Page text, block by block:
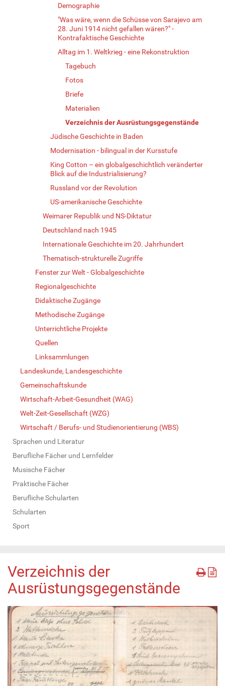
Demographie
"Was wäre, wenn die Schüsse von Sarajevo am
28. Juni 1914 nicht gefallen wären?" -
Kontrafaktische Geschichte
Alltag im 1. Weltkrieg - eine Rekonstruktion
Tagebuch
Fotos
Briefe
Materialien
Verzeichnis der Ausrüstungsgegenstände
Jüdische Geschichte in Baden
Modernisation - bilingual in der Kursstufe
King Cotton – ein globalgeschichtlich veränderter
Blick auf die Industrialisierung?
Russland vor der Revolution
US-amerikanische Geschichte
Weimarer Republik und NS-Diktatur
Deutschland nach 1945
Internationale Geschichte im 20. Jahrhundert
Thematisch-strukturelle Zugriffe
Fenster zur Welt - Globalgeschichte
Regionalgeschichte
Didaktische Zugänge
Methodische Zugänge
Unterrichtliche Projekte
Quellen
Linksammlungen
Landeskunde, Landesgeschichte
Gemeinschaftskunde
Wirtschaft-Arbeit-Gesundheit (WAG)
Welt-Zeit-Gesellschaft (WZG)
Wirtschaft / Berufs- und Studienorientierung (WBS)
Sprachen und Literatur
Berufliche Fächer und Lernfelder
Musische Fächer
Praktische Fächer
Berufliche Schularten
Schularten
Sport
Verzeichnis der
Ausrüstungsgegenstände